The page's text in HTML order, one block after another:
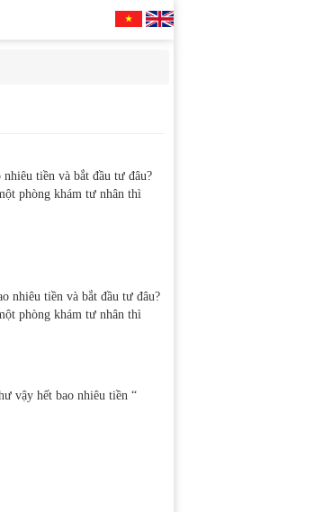
tiền và bắt đầu tư đâu?
phòng khám tư nhân thì
nhiêu tiền và bắt đầu tư đâu?
phòng khám tư nhân thì
vậy hết bao nhiêu tiền “